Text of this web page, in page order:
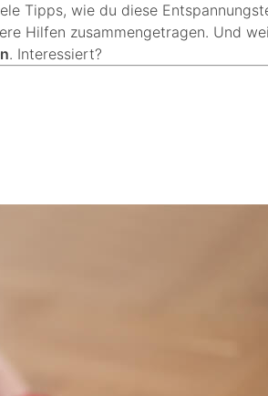
Tipps, wie du diese
Hilfen zusammengetragen. Und
. Interessiert?